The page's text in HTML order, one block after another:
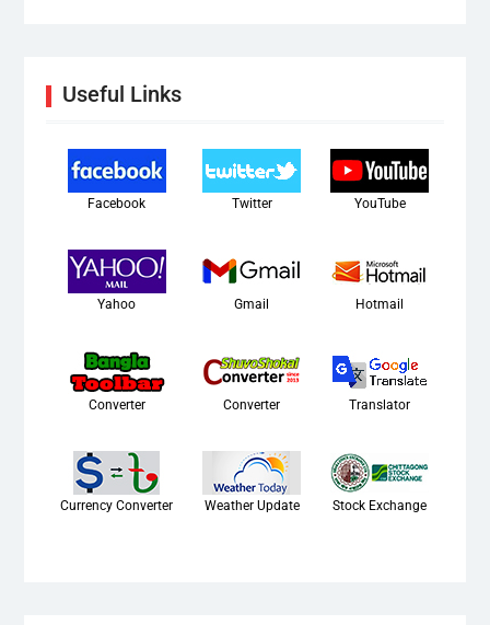
Useful Links
Facebook Twitter YouTube
Yahoo Gmail Hotmail
Converter Converter Translator
Currency Converter Weather Update Stock Exchange